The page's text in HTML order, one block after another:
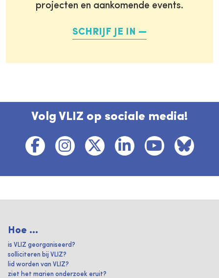
projecten en aankomende events.
SCHRIJF JE IN
Volg VLIZ op sociale media!
Hoe ...
is VLIZ georganiseerd?
solliciteren bij VLIZ?
lid worden van VLIZ?
ziet het marien onderzoek eruit?